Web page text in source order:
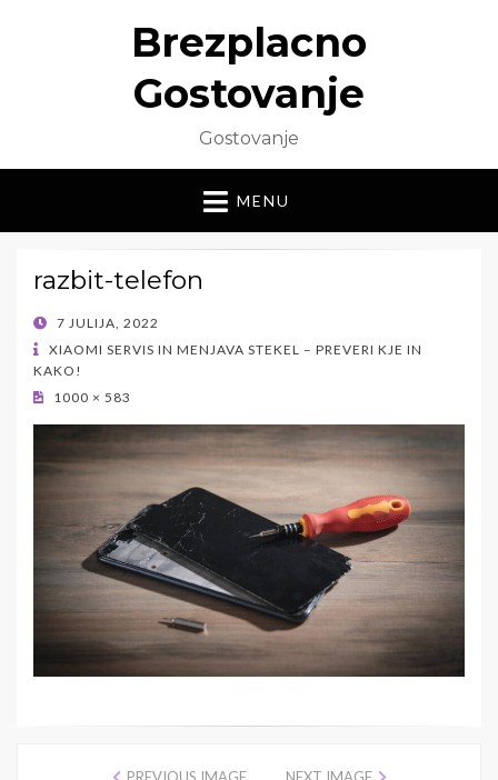
Brezplacno
Gostovanje
Gostovanje
MENU
razbit-telefon
POSTED
ON
7 JULIJA, 2022
XIAOMI SERVIS IN MENJAVA STEKEL – PREVERI KJE IN
KAKO!
1000 × 583
PREVIOUS IMAGE NEXT IMAGE